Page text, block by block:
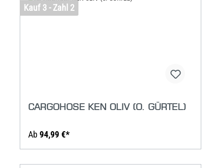
Kauf 3 - Zahl 2
CARGOHOSE KEN OLIV (O. GÜRTEL)
Ab 94,99 €*